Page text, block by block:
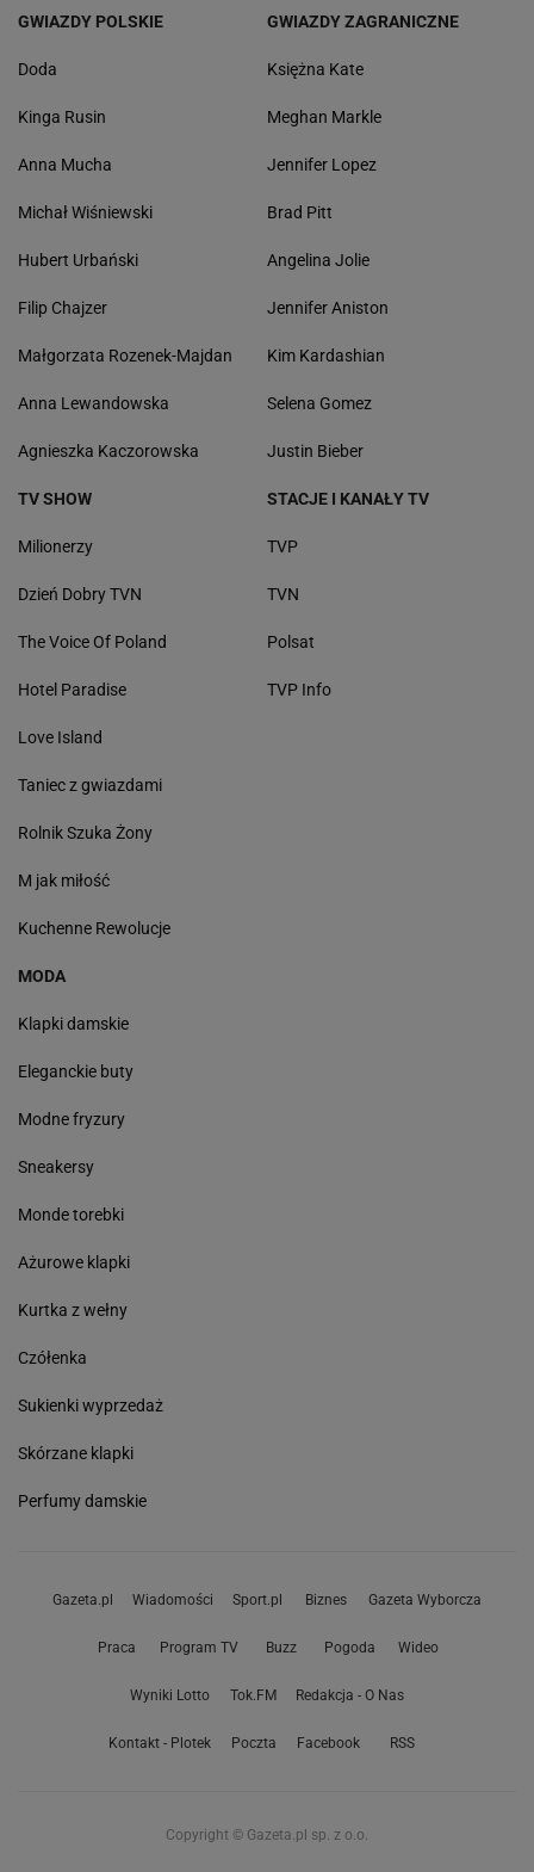
GWIAZDY POLSKIE
Doda
Kinga Rusin
Anna Mucha
Michał Wiśniewski
Hubert Urbański
Filip Chajzer
Małgorzata Rozenek-Majdan
Anna Lewandowska
Agnieszka Kaczorowska
GWIAZDY ZAGRANICZNE
Księżna Kate
Meghan Markle
Jennifer Lopez
Brad Pitt
Angelina Jolie
Jennifer Aniston
Kim Kardashian
Selena Gomez
Justin Bieber
TV SHOW
Milionerzy
Dzień Dobry TVN
The Voice Of Poland
Hotel Paradise
Love Island
Taniec z gwiazdami
Rolnik Szuka Żony
M jak miłość
Kuchenne Rewolucje
STACJE I KANAŁY TV
TVP
TVN
Polsat
TVP Info
MODA
Klapki damskie
Eleganckie buty
Modne fryzury
Sneakersy
Monde torebki
Ażurowe klapki
Kurtka z wełny
Czółenka
Sukienki wyprzedaż
Skórzane klapki
Perfumy damskie
Gazeta.pl Wiadomości Sport.pl Biznes Gazeta Wyborcza
Praca Program TV Buzz Pogoda Wideo
Wyniki Lotto Tok.FM Redakcja - O Nas
Kontakt - Plotek Poczta Facebook RSS
Copyright © Gazeta.pl sp. z o.o.